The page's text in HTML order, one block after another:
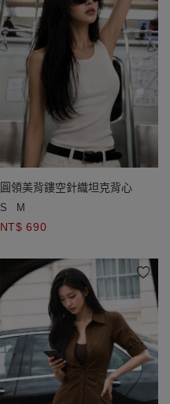
圓領美背鏤空針織坦克背心
S M
NT$ 690